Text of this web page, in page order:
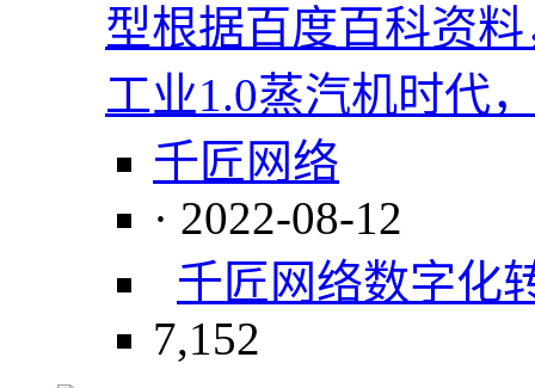
型根据百度百科资
工业1.0蒸汽机时代
千匠网络
· 2022-08-12
千匠网络数字化
7,152